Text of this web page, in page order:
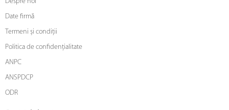
Date firmă
Termeni și condiții
Politica de confidențialitate
ANPC
ANSPDCP
ODR